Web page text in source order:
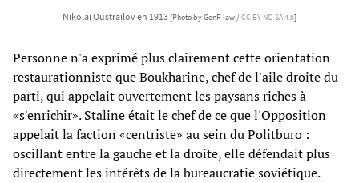
Nikolaï Oustrailov en 1913 [Photo by GenR law /CC BY-NC-SA 4.0]
Personne n'a exprimé plus clairement cette orientation
restaurationniste que Boukharine, chef de l'aile droite du
parti, qui appelait ouvertement les paysans riches à
«s'enrichir». Staline était le chef de ce que l'Opposition
appelait la faction «centriste» au sein du Politburo :
oscillant entre la gauche et la droite, elle défendait plus
directement les intérêts de la bureaucratie soviétique.